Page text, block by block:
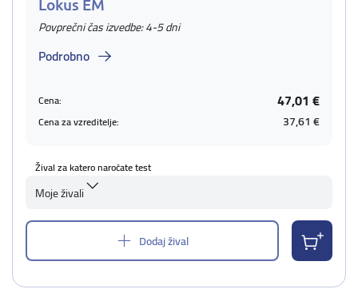
Lokus EM
Povprečni čas izvedbe: 4-5 dni
Podrobno
Cena: 47,01 €
Cena za vzreditelje: 37,61 €
Žival za katero naročate test
Moje živali
Dodaj žival